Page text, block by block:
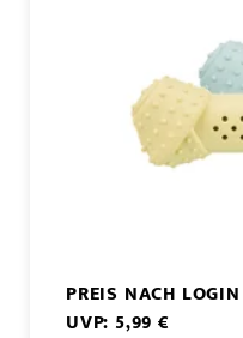
PREIS NACH LOGIN
UVP: 5,99 €